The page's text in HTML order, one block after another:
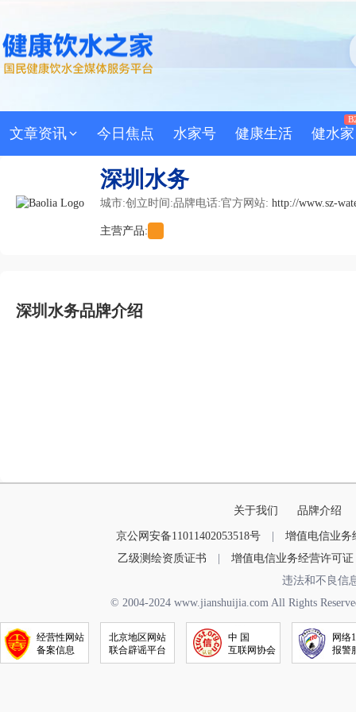
文章资讯 今日焦点 水家号 健康生活 健水家
深圳水务
城市:创立时间:品牌电话:官方网站: http://www.sz-
主营产品:
深圳水务品牌介绍
关于我们 品牌介绍
京公网安备11011402053518号
增值电信业务
乙级测绘资质证书
增值电信业务经营许可证
违法和不良信
© 2004-2024 www.jianshuijia.com All Rights
经营性网站
备案信息
北京地区网站
联合辟谣平台
中 国
互联网协会
网络
报警